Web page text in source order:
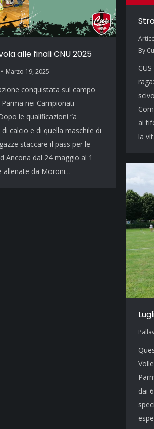
By
ai
la
alle finali CNU 2025
Marzo 19, 2025
conquistata sul campo
nei Campionati
le qualificazioni “a
calcio e di quella maschile di
staccare il pass per le
Ancona dal 24 maggio al 1
allenate da Moroni…
dai